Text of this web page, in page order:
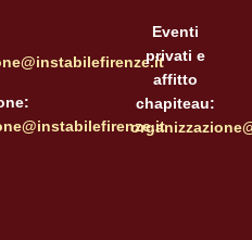
Eventi
privati e
affitto
chapiteau: